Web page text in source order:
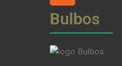
Bulbos